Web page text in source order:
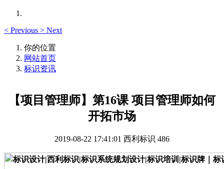
< Previous > Next
你的位置
网站首页
标识资讯
【项目管理师】第16课 项目管理师如何
开拓市场
2019-08-22 17:41:01 西利标识 486